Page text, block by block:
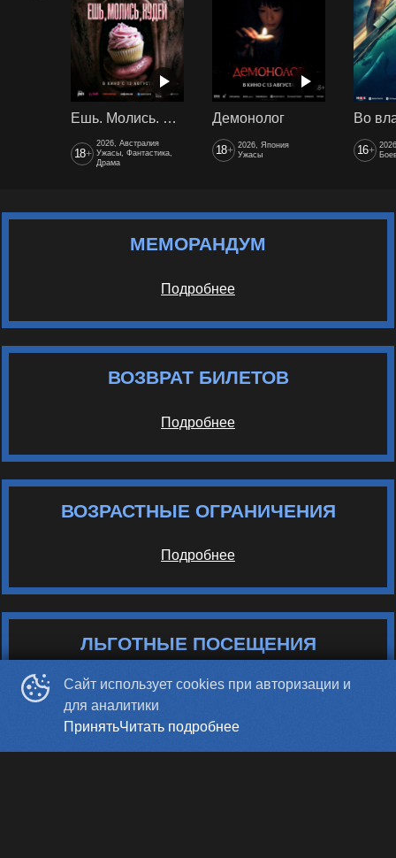
Ешь. Молись. Худей
18+
2026, Австралия
Ужасы, Фантастика,
Драма
Демонолог
18+ 2026, Япония
Ужасы
16+
МЕМОРАНДУМ
Подробнее
ВОЗВРАТ БИЛЕТОВ
Подробнее
ВОЗРАСТНЫЕ ОГРАНИЧЕНИЯ
Подробнее
ЛЬГОТНЫЕ ПОСЕЩЕНИЯ
Подробнее
Сайт использует cookies при авторизации и
для аналитики
ПринятьЧитать подробнее